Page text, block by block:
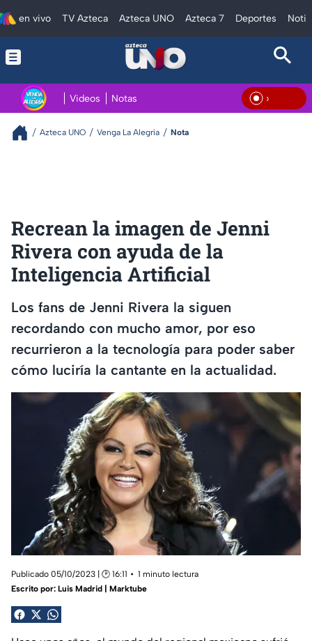
en vivo TV Azteca Azteca UNO Azteca 7 Deportes
Videos Notas En
Azteca UNO Venga La Alegría Nota
Recrean la imagen de Jenni
Rivera con ayuda de la
Inteligencia Artificial
Los fans de Jenni Rivera la siguen
recordando con mucho amor, por eso
recurrieron a la tecnología para poder saber
cómo luciría la cantante en la actualidad.
Publicado 05/10/2023 | 🕑 16:11
1 minuto lectura
Escrito por: Luis Madrid | Marktube